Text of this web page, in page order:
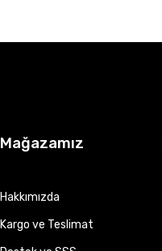
Mağazamız
Hakkımızda
Kargo ve Teslimat